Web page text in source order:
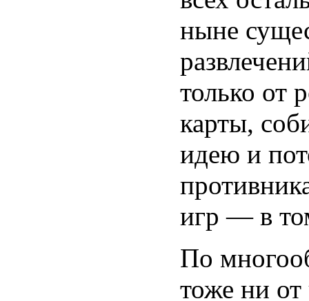
ныне
только от
карты,
идею и
игр — в
По
тоже ни